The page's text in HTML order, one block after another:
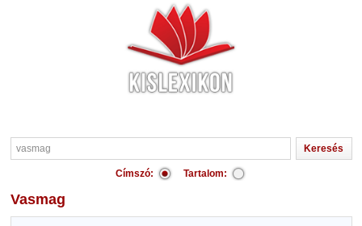
Címszó: Tartalom:
vasmag